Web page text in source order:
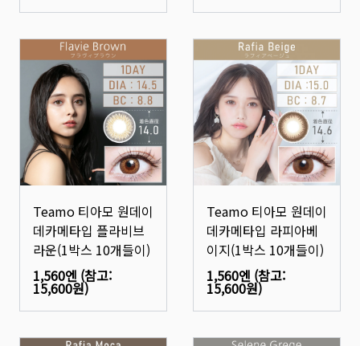
Teamo 티아모 원데이
데카메타입 플라비브
라운(1박스 10개들이)
1,560엔 (참고:
15,600원)
Teamo 티아모 원데이
데카메타입 라피아베
이지(1박스 10개들이)
1,560엔 (참고:
15,600원)